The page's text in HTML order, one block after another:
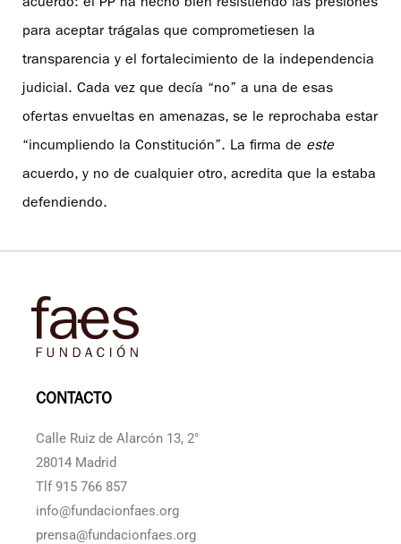
acuerdo: el PP ha hecho bien resistiendo las presiones
para aceptar trágalas que comprometiesen la
transparencia y el fortalecimiento de la independencia
judicial. Cada vez que decía “no” a una de esas
ofertas envueltas en amenazas, se le reprochaba estar
“incumpliendo la Constitución”. La firma de este
acuerdo, y no de cualquier otro, acredita que la estaba
defendiendo.
CONTACTO
Calle Ruiz de Alarcón 13, 2°
28014 Madrid
Tlf 915 766 857
info@fundacionfaes.org
prensa@fundacionfaes.org